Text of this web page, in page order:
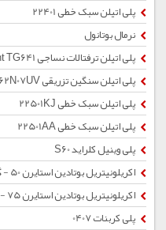
پلی اتیلن سبک خطی 22401
نرمال بوتانول
پلی اتیلن ترفتالات نساجی Super Bright TG641
پلی اتیلن سنگین تزریقی 62N07UV
پلی اتیلن سبک خطی 22501KJ
پلی اتیلن سبک خطی 22501AA
پلی وینیل کلراید S60
اکریلونیتریل بوتادین استایرن 50 - گرید طبیعی
اکریلونیتریل بوتادین استایرن 75 - گرید طبیعی
پلی کربنات 0407